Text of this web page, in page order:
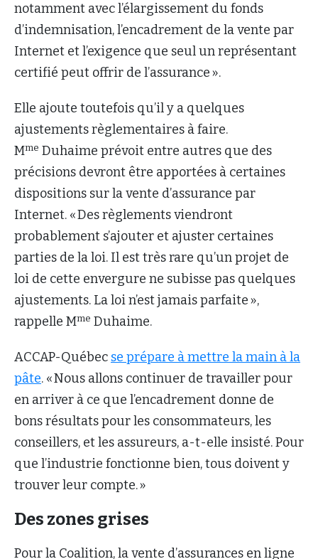
notamment avec l’élargissement du fonds
d’indemnisation, l’encadrement de la vente par
Internet et l’exigence que seul un représentant
certifié peut offrir de l’assurance ».
Elle ajoute toutefois qu’il y a quelques
ajustements règlementaires à faire.
Mme Duhaime prévoit entre autres que des
précisions devront être apportées à certaines
dispositions sur la vente d’assurance par
Internet. « Des règlements viendront
probablement s’ajouter et ajuster certaines
parties de la loi. Il est très rare qu’un projet de
loi de cette envergure ne subisse pas quelques
ajustements. La loi n’est jamais parfaite »,
rappelle Mme Duhaime.
ACCAP-Québec se prépare à mettre la main à la
pâte. « Nous allons continuer de travailler pour
en arriver à ce que l’encadrement donne de
bons résultats pour les consommateurs, les
conseillers, et les assureurs, a-t-elle insisté. Pour
que l’industrie fonctionne bien, tous doivent y
trouver leur compte. »
Des zones grises
Pour la Coalition, la vente d’assurances en ligne